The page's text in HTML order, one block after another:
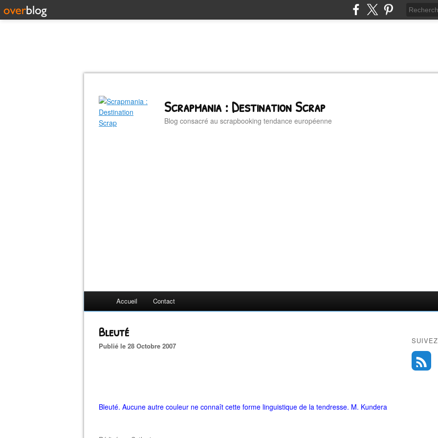
Scrapmania : Destination Scrap
Blog consacré au scrapbooking tendance européenne
Accueil Contact
Bleuté
Publié le 28 Octobre 2007
Bleuté. Aucune autre couleur ne connaît cette forme linguistique de la tendresse. M. Kundera